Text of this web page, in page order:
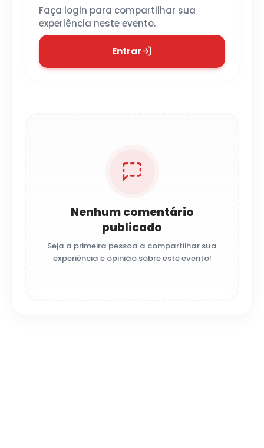
Faça login para compartilhar sua
experiência neste evento.
Entrar
Nenhum comentário
publicado
Seja a primeira pessoa a compartilhar sua
experiência e opinião sobre este evento!